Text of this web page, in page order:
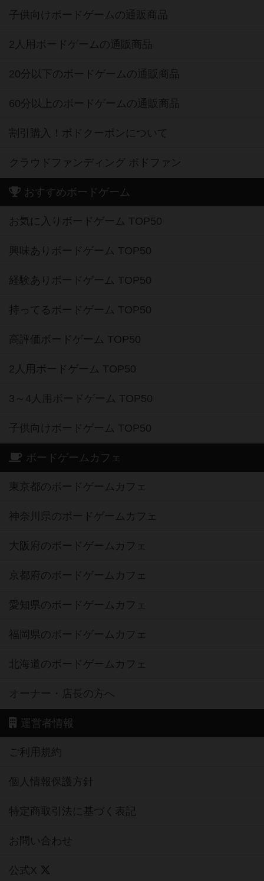
子供向けボードゲームの通販商品
2人用ボードゲームの通販商品
20分以下のボードゲームの通販商品
60分以上のボードゲームの通販商品
割引購入！ボドクーポンについて
クラウドファンディング ボドファン
おすすめボードゲーム
お気に入りボードゲーム TOP50
興味ありボードゲーム TOP50
経験ありボードゲーム TOP50
持ってるボードゲーム TOP50
高評価ボードゲーム TOP50
2人用ボードゲーム TOP50
3～4人用ボードゲーム TOP50
子供向けボードゲーム TOP50
ボードゲームカフェ
東京都のボードゲームカフェ
神奈川県のボードゲームカフェ
大阪府のボードゲームカフェ
京都府のボードゲームカフェ
愛知県のボードゲームカフェ
福岡県のボードゲームカフェ
北海道のボードゲームカフェ
オーナー・店長の方へ
運営者情報
ご利用規約
個人情報保護方針
特定商取引法に基づく表記
お問い合わせ
公式X